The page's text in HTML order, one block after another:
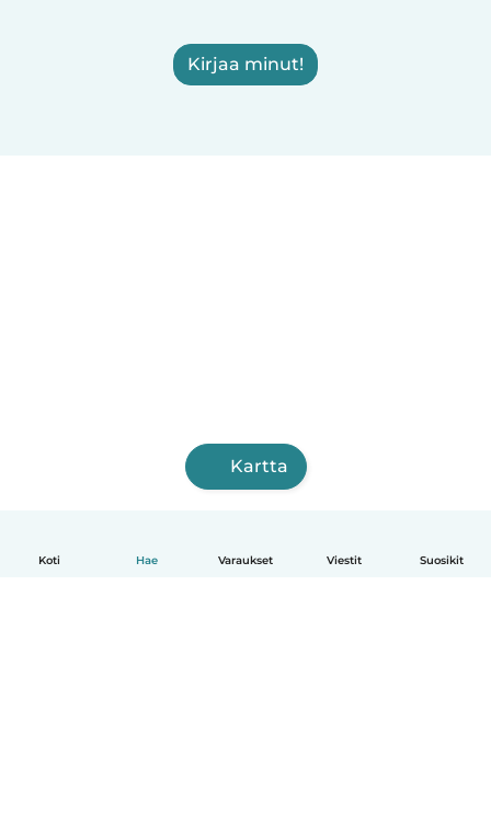
Koti Hae Varaukset Viestit Suosikit
Kirjaa minut!
Kartta